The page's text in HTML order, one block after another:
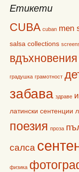
Етикети
CUBA cuban men
salsa collections
вдъхновения
градушка грамотност
забава здраве
латински сентенции
поезия проза
салса
физика